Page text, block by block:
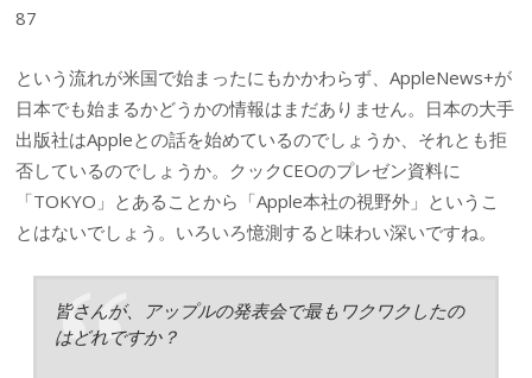
87
という流れが米国で始まったにもかかわらず、AppleNews+が
日本でも始まるかどうかの情報はまだありません。日本の大手
出版社はAppleとの話を始めているのでしょうか、それとも拒
否しているのでしょうか。クックCEOのプレゼン資料に
「TOKYO」とあることから「Apple本社の視野外」というこ
とはないでしょう。いろいろ憶測すると味わい深いですね。
皆さんが、アップルの発表会で最もワクワクしたの
はどれですか？